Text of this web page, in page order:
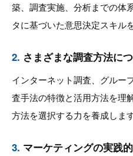
築、調査実施、分析までの体
タに基づいた意思決定スキル
2. さまざまな調査方法に
インターネット調査、グルー
査手法の特徴と活用方法を理
方法を選択する力を養成します
3. マーケティングの実践